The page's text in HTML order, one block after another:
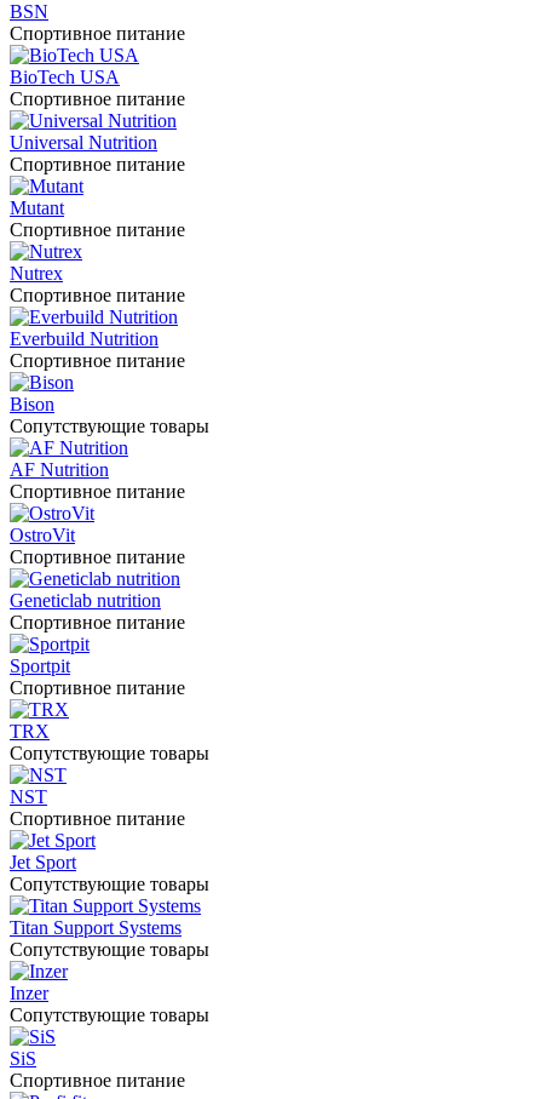
BSN
Спортивное питание
BioTech USA
Спортивное питание
Universal Nutrition
Спортивное питание
Mutant
Спортивное питание
Nutrex
Спортивное питание
Everbuild Nutrition
Спортивное питание
Bison
Сопутствующие товары
AF Nutrition
Спортивное питание
OstroVit
Спортивное питание
Geneticlab nutrition
Спортивное питание
Sportpit
Спортивное питание
TRX
Сопутствующие товары
NST
Спортивное питание
Jet Sport
Сопутствующие товары
Titan Support Systems
Сопутствующие товары
Inzer
Сопутствующие товары
SiS
Спортивное питание